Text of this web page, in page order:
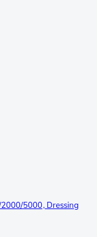
5000, Dressing